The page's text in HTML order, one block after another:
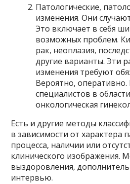
Патологические,
изменения. Они
Это включает в себя
возможных проблем.
рак, неоплазия,
другие варианты. Эти
изменения требуют
Вероятно,
специалистов в
онкологическая
Есть и другие методы
в зависимости от характера
процесса, наличии или
клинического изображения.
выздоровления,
интервью.